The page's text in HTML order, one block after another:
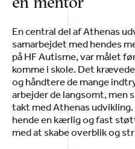
En central del af Athenas
samarbejdet med hendes
på HF Autisme, var målet
komme i skole. Det
og håndtere de mange
arbejder de langsomt, men
takt med Athenas
hende en kærlig og fast
med at skabe overblik og